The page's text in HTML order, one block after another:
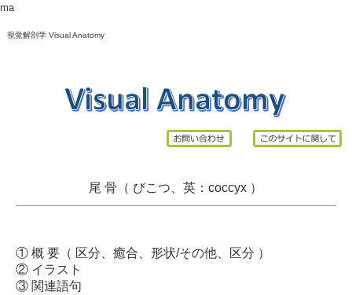
ma
視覚解剖学 Visual Anatomy
尾 骨（ びこつ、英：coccyx ）
① 概 要（ 区分 癒合 形状/その他、 区分 ）
② イラスト
③ 関連語句